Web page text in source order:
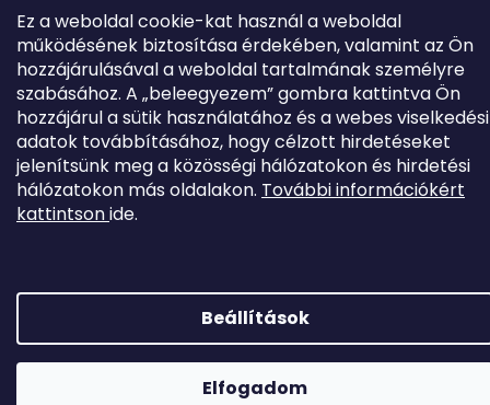
Ez a weboldal cookie-kat használ a weboldal
működésének biztosítása érdekében, valamint az Ön
hozzájárulásával a weboldal tartalmának személyre
szabásához. A „beleegyezem” gombra kattintva Ön
hozzájárul a sütik használatához és a webes viselkedési
adatok továbbításához, hogy célzott hirdetéseket
jelenítsünk meg a közösségi hálózatokon és hirdetési
hálózatokon más oldalakon. További információkért
kattintsonide.
Beállítások
Elfogadom
Shoptet készítette
Copyright 2026